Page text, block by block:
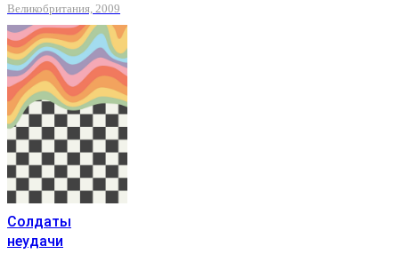
Великобритания, 2009
Солдаты
неудачи